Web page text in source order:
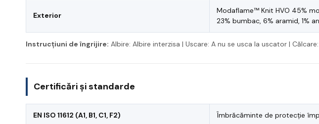
Exterior
Modaflame™ Knit HVO 45%
23% bumbac, 6% aramid, 1%
Instrucțiuni de îngrijire: Albire: Albire interzisa | Uscare: A nu se usca la uscator |
Certificări și standarde
EN ISO 11612 (A1, B1, C1, F2) Îmbrăcăminte de protecție